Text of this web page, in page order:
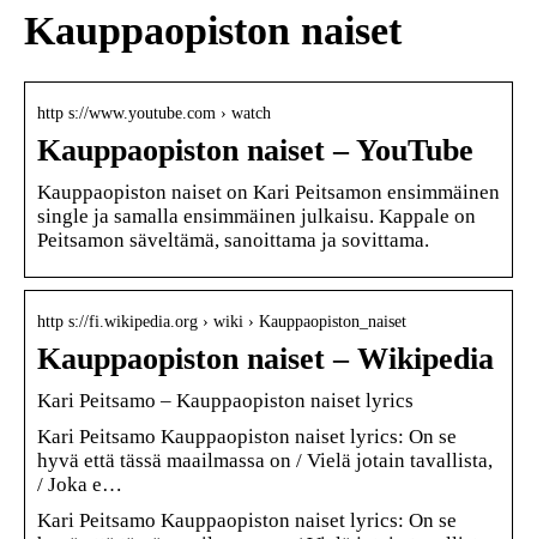
Kauppaopiston naiset
http s://www.youtube.com › watch
Kauppaopiston naiset – YouTube
Kauppaopiston naiset on Kari Peitsamon ensimmäinen
single ja samalla ensimmäinen julkaisu. Kappale on
Peitsamon säveltämä, sanoittama ja sovittama.
http s://fi.wikipedia.org › wiki › Kauppaopiston_naiset
Kauppaopiston naiset – Wikipedia
Kari Peitsamo – Kauppaopiston naiset lyrics
Kari Peitsamo Kauppaopiston naiset lyrics: On se
hyvä että tässä maailmassa on / Vielä jotain tavallista,
/ Joka e…
Kari Peitsamo Kauppaopiston naiset lyrics: On se